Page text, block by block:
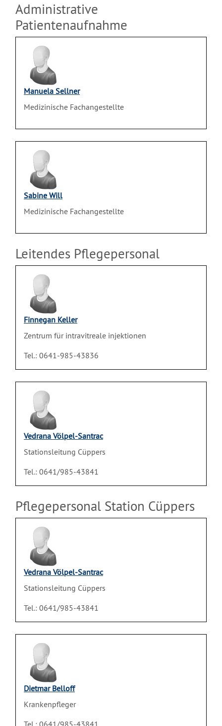
Administrative
Patientenaufnahme
Manuela Sellner
Medizinische Fachangestellte
Sabine Will
Medizinische Fachangestellte
Leitendes Pflegepersonal
Finnegan Keller
Zentrum für intravitreale injektionen
Tel.: 0641-985-43836
Vedrana Völpel-Santrac
Stationsleitung Cüppers
Tel.: 0641/985-43841
Pflegepersonal Station Cüppers
Vedrana Völpel-Santrac
Stationsleitung Cüppers
Tel.: 0641/985-43841
Dietmar Belloff
Krankenpfleger